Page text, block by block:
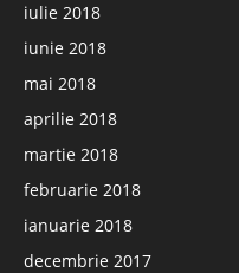
iulie 2018
iunie 2018
mai 2018
aprilie 2018
martie 2018
februarie 2018
ianuarie 2018
decembrie 2017